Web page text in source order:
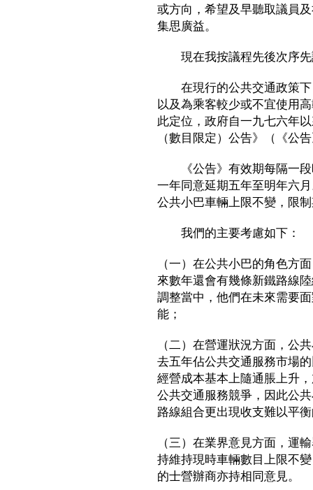
或方向，希望及早聽取議員
集思廣益。
現在我按議程先後次序先
在現行的公共交通政策下
以及為乘客較少或不宜使用
此定位，政府自一九七六年
（數目限定）公告》（《公
《公告》有效期每隔一段
一年同意延期五年至明年六
公共小巴車輛上限不變，限
我們的主要考慮如下：
（一）在公共小巴的角色方
來數年還會有幾條新鐵路線
調整當中，他們在未來需要
能；
（二）在營運狀況方面，公
去五年佔公共交通服務市場
經營成本基本上隨通脹上升
公共交通服務競爭，因此公
路線組合更出現收支難以平
（三）在業界意見方面，運
持維持現時車輛數目上限不
的士營辦商亦持相同意見。